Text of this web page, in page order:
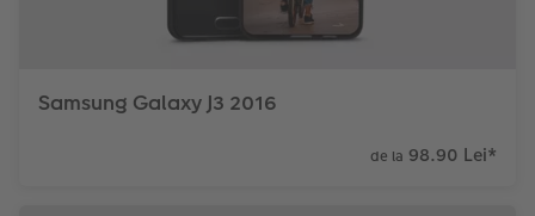
Samsung Galaxy J3 2016
de la 98.90 Lei*